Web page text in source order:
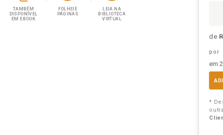
TAMBÉM
DISPONÍVEL
EM EBOOK
FOLHEIE
PÁGINAS
LEIA NA
BIBLIOTECA
VIRTUAL
de
por
em
*